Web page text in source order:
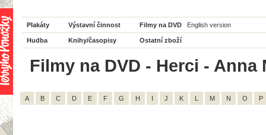
Plakáty Výstavní činnost Filmy na DVD English version
Hudba Knihy/časopisy Ostatní zboží
Filmy na DVD - Herci -
A B C D E F G H I J K L M N O P